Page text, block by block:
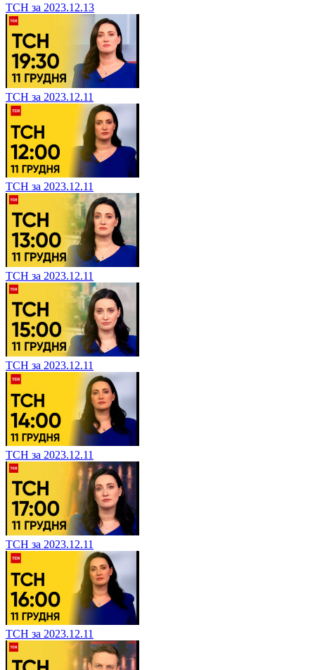
ТСН за 2023.12.13
ТСН за 2023.12.11
ТСН за 2023.12.11
ТСН за 2023.12.11
ТСН за 2023.12.11
ТСН за 2023.12.11
ТСН за 2023.12.11
ТСН за 2023.12.11